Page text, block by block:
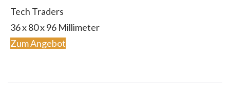
Tech Traders
36 x 80 x 96 Millimeter
Zum Angebot